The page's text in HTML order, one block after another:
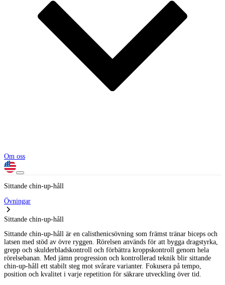
Om oss
Sittande chin-up-håll
Övningar
Sittande chin-up-håll
Sittande chin-up-håll är en calisthenicsövning som främst tränar biceps och
latsen med stöd av övre ryggen. Rörelsen används för att bygga dragstyrka,
grepp och skulderbladskontroll och förbättra kroppskontroll genom hela
rörelsebanan. Med jämn progression och kontrollerad teknik blir sittande
chin-up-håll ett stabilt steg mot svårare varianter. Fokusera på tempo,
position och kvalitet i varje repetition för säkrare utveckling över tid.